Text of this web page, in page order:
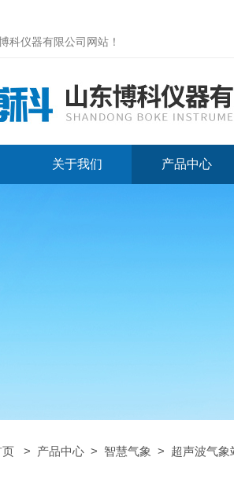
科仪器有限公司网站 ！
关于我们 产品中心
页 > 产品中心 > 智慧气象 > 超声波气象